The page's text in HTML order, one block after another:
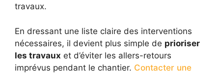
travaux.
En dressant une liste claire des interventions
nécessaires, il devient plus simple de prioriser
les travaux et d’éviter les allers-retours
imprévus pendant le chantier. Contacter une